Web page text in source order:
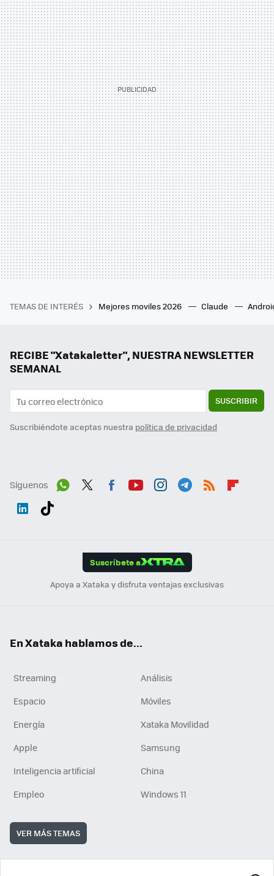
TEMAS DE INTERÉS Mejores moviles 2026 Claude
RECIBE "Xatakaletter", NUESTRA NEWSLETTER
SEMANAL
SUSCRIBIR
Suscribiéndote aceptas nuestra política de privacidad
Síguenos
Suscríbete a
Apoya a Xataka y disfruta ventajas exclusivas
En Xataka hablamos de...
Streaming
Análisis
Espacio
Móviles
Energía
Xataka Movilidad
Apple
Samsung
Inteligencia artificial
China
Empleo
Windows 11
VER MÁS TEMAS